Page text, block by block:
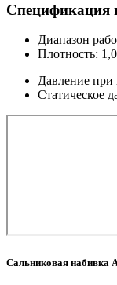
Спецификация
Диапазон
Плотность:
Давление при
Статическое
Сальниковая набивка